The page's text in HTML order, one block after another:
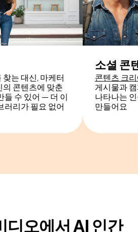
는 대신, 마케터
콘텐츠에 맞춘
들 수 있어 — 더 이
러리가 필요 없어
소셜 콘
콘텐츠 크
게시물과
나타나는
만들어요
디오에서 AI 인간